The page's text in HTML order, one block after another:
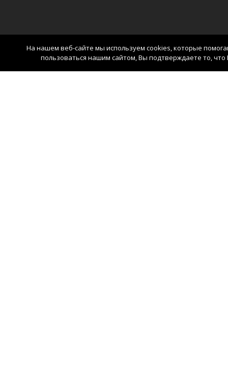
На нашем веб-сайте мы используем cookies, которые
пользоваться нашим сайтом, Вы подтверждаете то,